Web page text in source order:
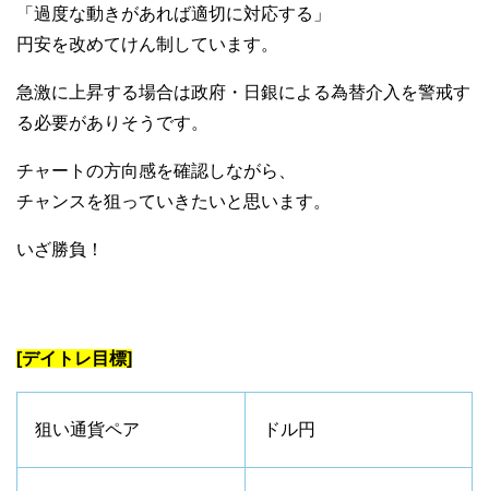
「過度な動きがあれば適切に対応する」
円安を改めてけん制しています。
急激に上昇する場合は政府・日銀による為替介入を警戒す
る必要がありそうです。
チャートの方向感を確認しながら、
チャンスを狙っていきたいと思います。
いざ勝負！
[デイトレ目標]
狙い通貨ペア ドル円